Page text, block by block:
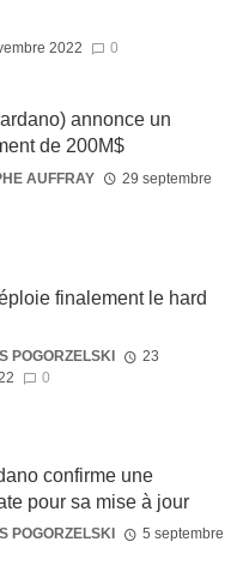
2022 0
annonce un
de 200M$
AUFFRAY
29 septembre
finalement le hard
POGORZELSKI
23
0
confirme une
pour sa mise à jour
POGORZELSKI
5 septembre